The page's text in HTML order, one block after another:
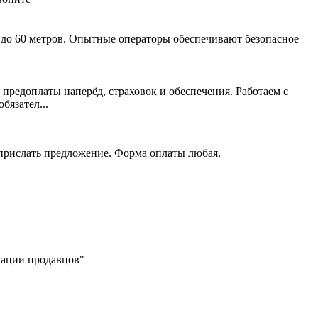
60 метров. Опытные операторы обеспечивают безопасное
наперёд, страховок и обеспечения. Работаем с
предложение. Форма оплаты любая.
продавцов"